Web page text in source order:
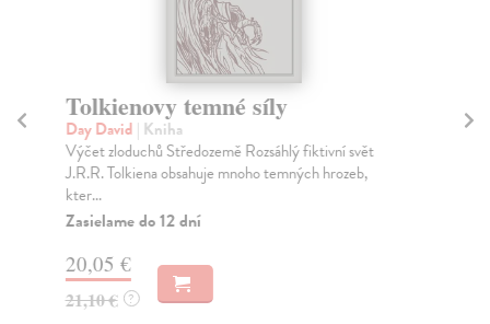
Tolkienovy temné síly
Day David | Kniha
Výčet zloduchů Středozemě Rozsáhlý fiktivní svět
J.R.R. Tolkiena obsahuje mnoho temných hrozeb,
kter...
Zasielame do 12 dní
20,05 €
21,10 € ?